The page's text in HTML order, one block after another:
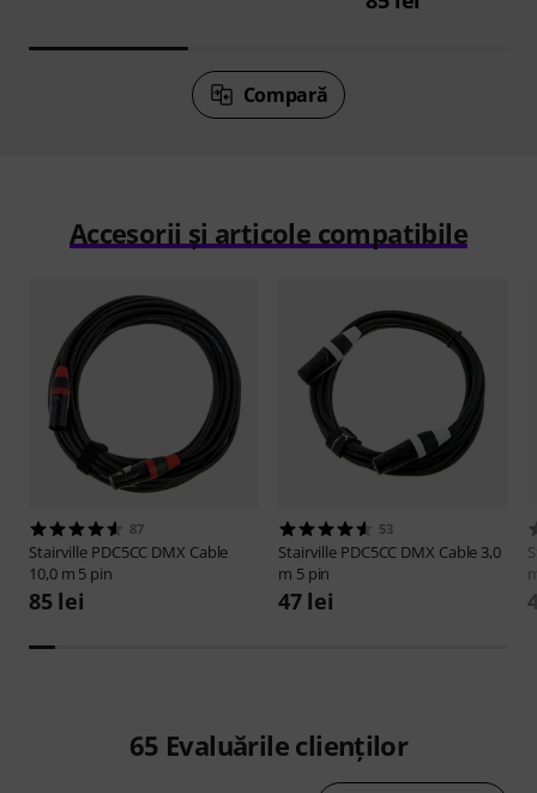
Compară
Accesorii și articole compatibile
87
Stairville PDC5CC DMX Cable
10,0 m 5 pin
85 lei
53
Stairville PDC5CC DMX Cable 3,0
m 5 pin
47 lei
65 Evaluările clienților